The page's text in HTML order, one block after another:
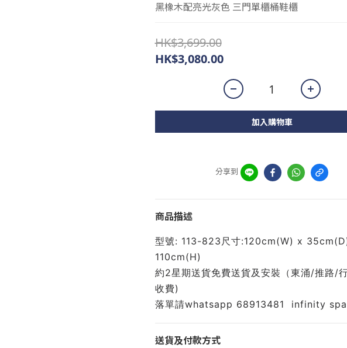
黑橡木配亮光灰色 三門單櫃桶鞋櫃
HK$3,699.00
HK$3,080.00
加入購物車
分享到
商品描述
型號: 113-823尺寸:120cm(W) x
110cm(H)
約2星期送貨免費送貨及安裝（東涌/推路/
收費)
落單請whatsapp 68913481  infinity
送貨及付款方式